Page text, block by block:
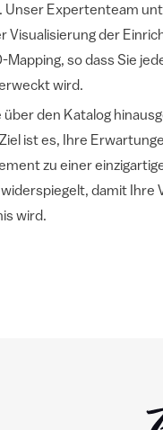
Unser Expertenteam
Visualisierung der
so dass Sie
wird.
über den Katalog
ist es, Ihre
zu einer
damit Ihre
wird.